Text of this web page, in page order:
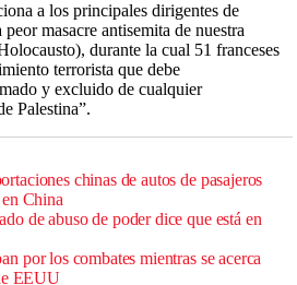
a los principales dirigentes de
masacre antisemita de nuestra
durante la cual 51 franceses
terrorista que debe
y excluido de cualquier
Palestina”.
chinas de autos de pasajeros
China
de abuso de poder dice que está en
por los combates mientras se acerca
EEUU